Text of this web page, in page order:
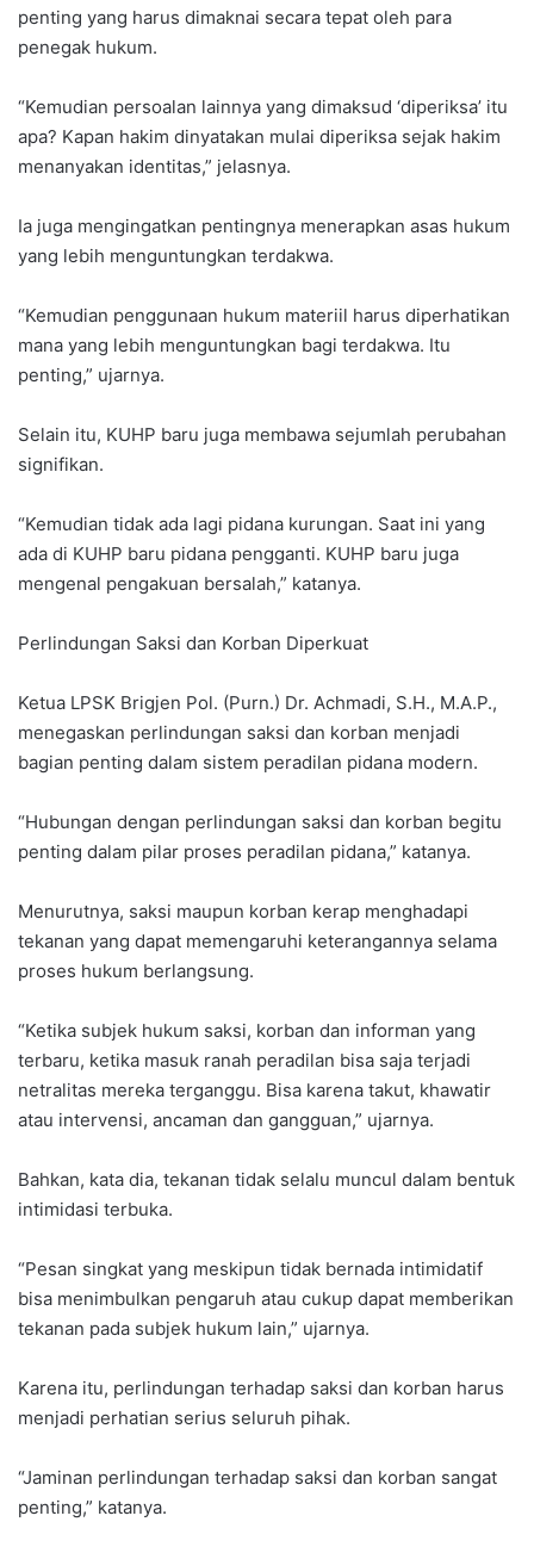
penting yang harus dimaknai secara tepat oleh para
penegak hukum.
“Kemudian persoalan lainnya yang dimaksud ‘diperiksa’ itu
apa? Kapan hakim dinyatakan mulai diperiksa sejak hakim
menanyakan identitas,” jelasnya.
Ia juga mengingatkan pentingnya menerapkan asas hukum
yang lebih menguntungkan terdakwa.
“Kemudian penggunaan hukum materiil harus diperhatikan
mana yang lebih menguntungkan bagi terdakwa. Itu
penting,” ujarnya.
Selain itu, KUHP baru juga membawa sejumlah perubahan
signifikan.
“Kemudian tidak ada lagi pidana kurungan. Saat ini yang
ada di KUHP baru pidana pengganti. KUHP baru juga
mengenal pengakuan bersalah,” katanya.
Perlindungan Saksi dan Korban Diperkuat
Ketua LPSK Brigjen Pol. (Purn.) Dr. Achmadi, S.H., M.A.P.,
menegaskan perlindungan saksi dan korban menjadi
bagian penting dalam sistem peradilan pidana modern.
“Hubungan dengan perlindungan saksi dan korban begitu
penting dalam pilar proses peradilan pidana,” katanya.
Menurutnya, saksi maupun korban kerap menghadapi
tekanan yang dapat memengaruhi keterangannya selama
proses hukum berlangsung.
“Ketika subjek hukum saksi, korban dan informan yang
terbaru, ketika masuk ranah peradilan bisa saja terjadi
netralitas mereka terganggu. Bisa karena takut, khawatir
atau intervensi, ancaman dan gangguan,” ujarnya.
Bahkan, kata dia, tekanan tidak selalu muncul dalam bentuk
intimidasi terbuka.
“Pesan singkat yang meskipun tidak bernada intimidatif
bisa menimbulkan pengaruh atau cukup dapat memberikan
tekanan pada subjek hukum lain,” ujarnya.
Karena itu, perlindungan terhadap saksi dan korban harus
menjadi perhatian serius seluruh pihak.
“Jaminan perlindungan terhadap saksi dan korban sangat
penting,” katanya.